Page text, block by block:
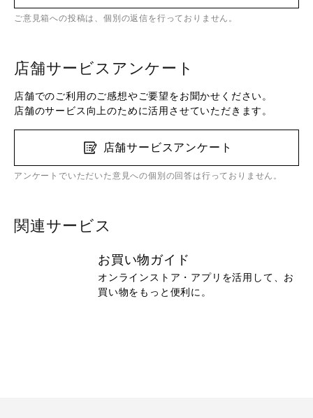
ご意見箱への投稿は、個別の返信を行っておりません。
店舗サービスアンケート
店舗でのご利用のご感想やご要望をお聞かせください。
店舗のサービス向上のために活用させていただきます。
店舗サービスアンケート
アンケートでいただいた意見への個別の回答は行っておりません。
関連サービス
お買い物ガイド
オンラインストア・アプリを活用して、お
買い物をもっと便利に。